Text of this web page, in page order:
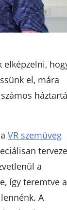
elképzelni,
el, mára
VR szemüveg
a
így teremtve
A